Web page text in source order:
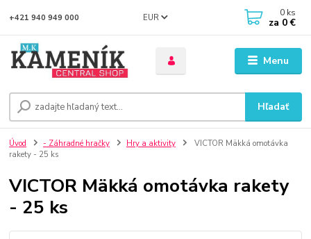
Menu
EUR
Hľadať
+421 940 949 000 0 ks
za 0 €
Úvod - Záhradné hračky Hry a aktivity
VICTOR Mäkká omotávka
rakety - 25 ks
VICTOR Mäkká omotávka rakety
- 25 ks